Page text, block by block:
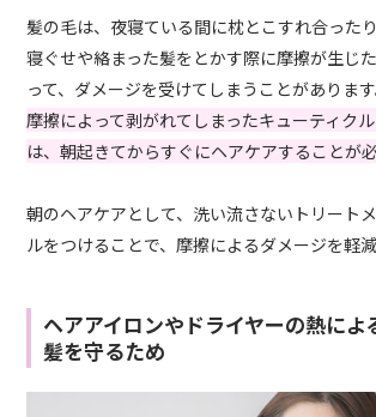
髪の毛は、夜寝ている間に枕とこすれ合った
寝ぐせや絡まった髪をとかす際に摩擦が生じ
って、ダメージを受けてしまうことがあります
摩擦によって剥がれてしまったキューティク
は、朝起きてからすぐにヘアケアすることが必
朝のヘアケアとして、洗い流さないトリート
ルをつけることで、摩擦によるダメージを軽減
ヘアアイロンやドライヤーの熱によ
髪を守るため